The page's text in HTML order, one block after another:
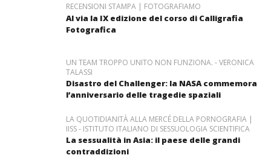
RECENSIONI STAMPA | FOTOGRAFIAMO
Al via la IX edizione del corso di Calligrafia
Fotografica
UN TEAM TROPPO UNITO NON FUNZIONA. - VERONICA
TALASSI
Disastro del Challenger: la NASA commemora
l’anniversario delle tragedie spaziali
LA QUOTIDIANITÀ ALLA MERCÉ DELLA PORNOGRAFIA |
IISS - ISTITUTO ITALIANO DI SESSUOLOGIA SCIENTIFICA
La sessualità in Asia: il paese delle grandi
contraddizioni